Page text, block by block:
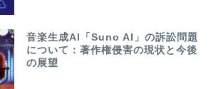
音楽生成AI「Suno AI」の訴訟問題
について：著作権侵害の現状と今後
の展望